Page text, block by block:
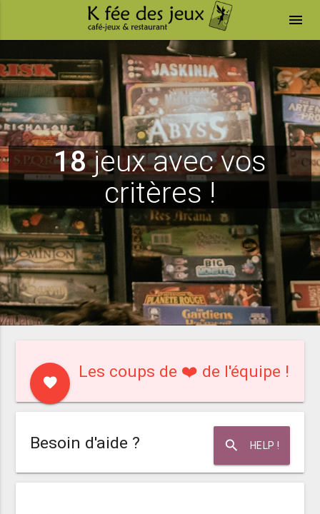
menu
18jeux avec vos
critères !
favorite
Les coups de ❤️ de l'équipe !
search HELP !
Besoin d'aide ?